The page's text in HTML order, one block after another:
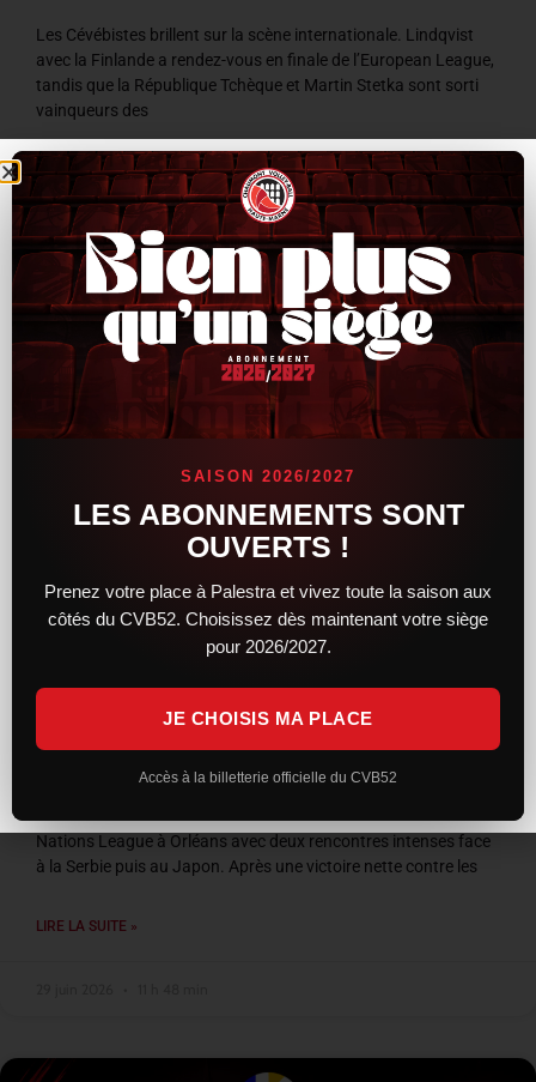
Les Cévébistes brillent sur la scène internationale. Lindqvist
avec la Finlande a rendez-vous en finale de l’European League,
tandis que la République Tchèque et Martin Stetka sont sorti
vainqueurs des
LIRE LA SUITE »
8 juillet 2026 9 h 59 min
ACTUALITÉS
VNL 2026 : les Bleus entre confirmation et
frustration à Orléans
Nations League à Orléans avec deux rencontres intenses face
à la Serbie puis au Japon. Après une victoire nette contre les
LIRE LA SUITE »
SAISON 2026/2027
LES ABONNEMENTS SONT
OUVERTS !
Prenez votre place à Palestra et vivez toute la saison aux
côtés du CVB52. Choisissez dès maintenant votre siège
pour 2026/2027.
JE CHOISIS MA PLACE
Accès à la billetterie officielle du CVB52